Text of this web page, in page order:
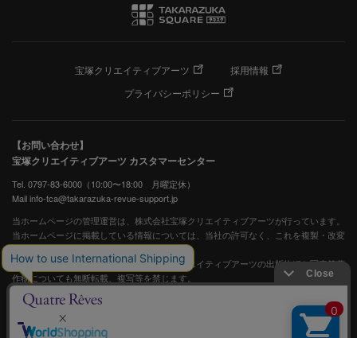
宝塚クリエイティブアーツ
採用情報
プライバシーポリシー
【お問い合わせ】
宝塚クリエイティブアーツ カスタマーセンター
Tel. 0797-83-6000（10:00〜18:00 月曜定休）
Mail info-tca@takarazuka-revue-support.jp
当ホームページの管理運営は、株式会社宝塚クリエイティブアーツが行っています。
当ホームページに掲載している情報については、当社の許可なく、これを複製・改変
することを固く禁止します。
また、阪急電鉄並びに宝塚歌劇団、宝塚クリエイティブアーツの出版物ほか写真等著
作物についても無断転載、複写等を禁じます。
宝塚歌劇公式ホームページ
JASRAC許諾番号：S0507081515